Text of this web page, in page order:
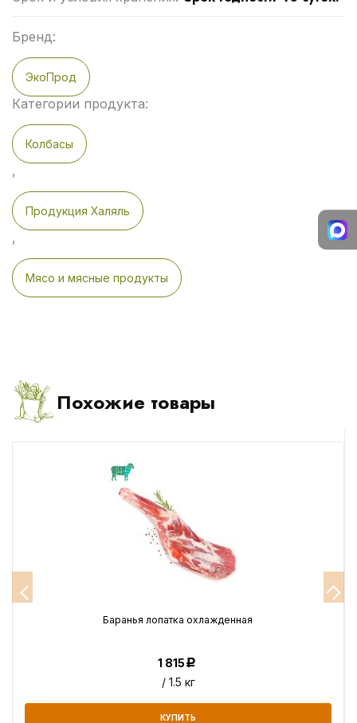
Бренд:
ЭкоПрод
Категории продукта:
Колбасы
,
Продукция Халяль
,
Мясо и мясные продукты
Похожие товары
Баранья лопатка охлажденная
1 815Р
/ 1.5 кг
КУПИТЬ